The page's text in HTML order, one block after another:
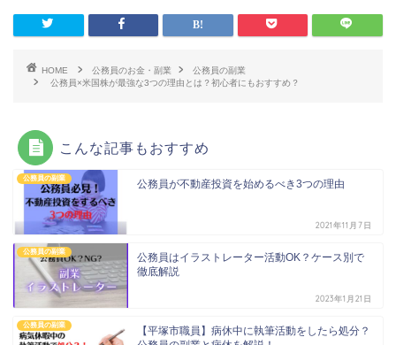
HOME 公務員のお金・副業
公務員の副業
公務員×米国株が最強な3つの理由とは？初心者にもおすすめ？
こんな記事もおすすめ
公務員の副業 公務員が不動産投資を始めるべき3つの理由
2021年11月7日
公務員の副業
公務員はイラストレーター活動OK？ケース別で
徹底解説
2023年1月21日
公務員の副業
【平塚市職員】病休中に執筆活動をしたら処分？